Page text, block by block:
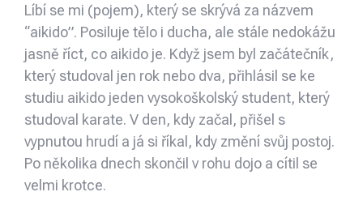
Líbí se mi (pojem), který se skrývá za názvem
“aikido”. Posiluje tělo i ducha, ale stále nedokážu
jasně říct, co aikido je. Když jsem byl začátečník,
který studoval jen rok nebo dva, přihlásil se ke
studiu aikido jeden vysokoškolský student, který
studoval karate. V den, kdy začal, přišel s
vypnutou hrudí a já si říkal, kdy změní svůj postoj.
Po několika dnech skončil v rohu dojo a cítil se
velmi krotce.